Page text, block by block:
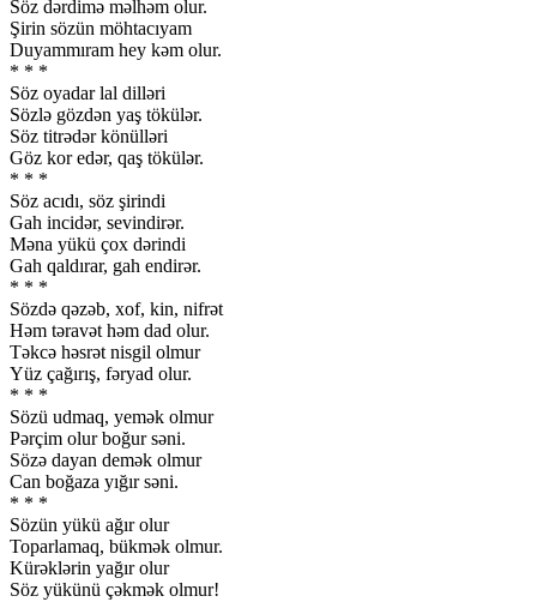
Söz dərdimə məlhəm olur.
Şirin sözün möhtacıyam
Duyammıram hey kəm olur.
* * *
Söz oyadar lal dilləri
Sözlə gözdən yaş tökülər.
Söz titrədər könülləri
Göz kor edər, qaş tökülər.
* * *
Söz acıdı, söz şirindi
Gah incidər, sevindirər.
Məna yükü çox dərindi
Gah qaldırar, gah endirər.
* * *
Sözdə qəzəb, xof, kin, nifrət
Həm təravət həm dad olur.
Təkcə həsrət nisgil olmur
Yüz çağırış, fəryad olur.
* * *
Sözü udmaq, yemək olmur
Pərçim olur boğur səni.
Sözə dayan demək olmur
Can boğaza yığır səni.
* * *
Sözün yükü ağır olur
Toparlamaq, bükmək olmur.
Kürəklərin yağır olur
Söz yükünü çəkmək olmur!